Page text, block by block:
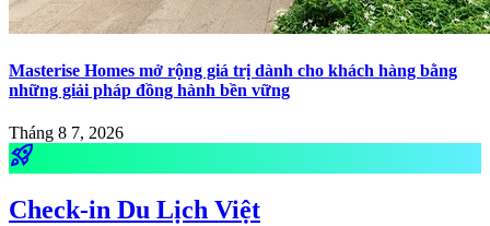
Masterise Homes mở rộng giá trị dành cho khách hàng bằng
những giải pháp đồng hành bền vững
Tháng 8 7, 2026
rocket_launch
Check-in Du Lịch Việt